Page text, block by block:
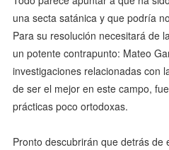
una secta satánica y que podría
Para su resolución necesitará de
un potente contrapunto: Mateo
investigaciones relacionadas con
de ser el mejor en este campo,
prácticas poco ortodoxas.
Pronto descubrirán que detrás de